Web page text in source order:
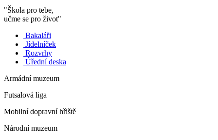
"Škola pro tebe,
učme se pro život"
Bakaláři
Jídelníček
Rozvrhy
Úřední deska
Armádní muzeum
Futsalová liga
Mobilní dopravní hřiště
Národní muzeum